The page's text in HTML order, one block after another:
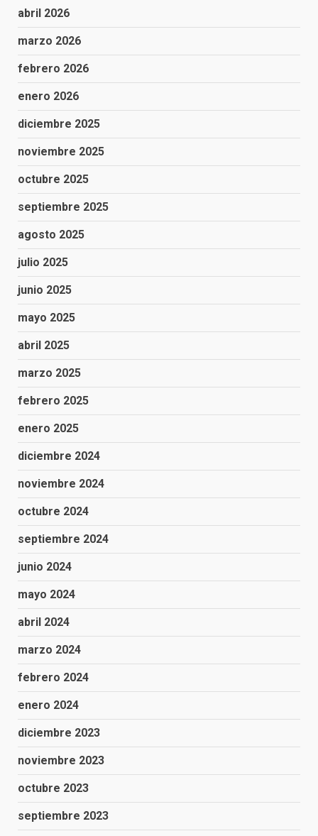
abril 2026
marzo 2026
febrero 2026
enero 2026
diciembre 2025
noviembre 2025
octubre 2025
septiembre 2025
agosto 2025
julio 2025
junio 2025
mayo 2025
abril 2025
marzo 2025
febrero 2025
enero 2025
diciembre 2024
noviembre 2024
octubre 2024
septiembre 2024
junio 2024
mayo 2024
abril 2024
marzo 2024
febrero 2024
enero 2024
diciembre 2023
noviembre 2023
octubre 2023
septiembre 2023